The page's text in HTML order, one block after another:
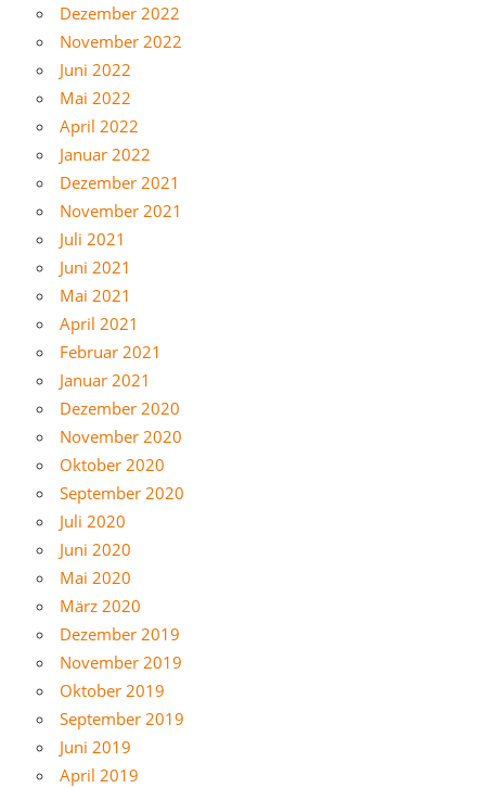
Dezember 2022
November 2022
Juni 2022
Mai 2022
April 2022
Januar 2022
Dezember 2021
November 2021
Juli 2021
Juni 2021
Mai 2021
April 2021
Februar 2021
Januar 2021
Dezember 2020
November 2020
Oktober 2020
September 2020
Juli 2020
Juni 2020
Mai 2020
März 2020
Dezember 2019
November 2019
Oktober 2019
September 2019
Juni 2019
April 2019